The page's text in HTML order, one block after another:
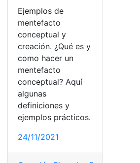
Ejemplos de
mentefacto
conceptual y
creación. ¿Qué es y
como hacer un
mentefacto
conceptual? Aquí
algunas
definiciones y
ejemplos prácticos.
24/11/2021